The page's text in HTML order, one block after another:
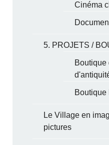
Cinéma
5. PROJETS /
Boutique
Boutique
Le Village en
pictures